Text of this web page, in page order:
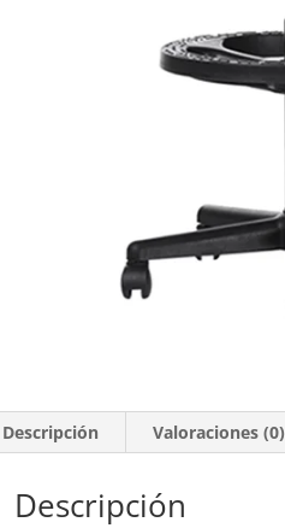
Descripción Valoraciones (0)
Descripción